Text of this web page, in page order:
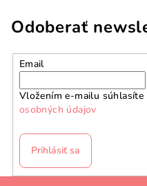
Odoberať
Email
Vložením e-mailu súhlasíte
osobných údajov
Prihlásiť sa